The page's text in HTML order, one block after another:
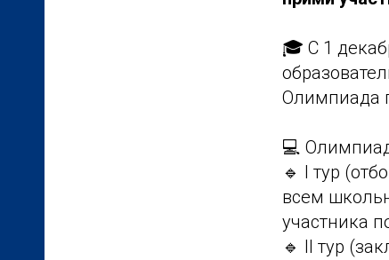
🎓 С 1
Олимпиада
💻
🔹 I тур
всем
участника
🔹 II тур